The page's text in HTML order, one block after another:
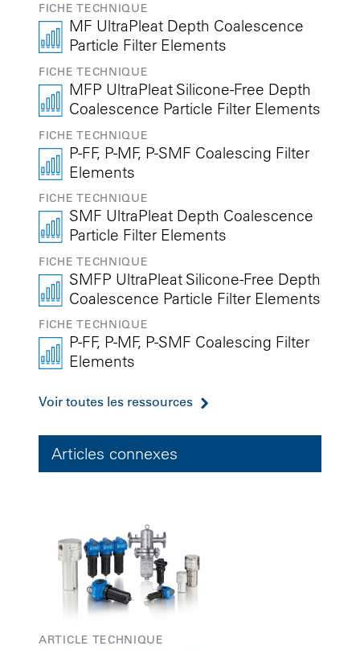
FICHE TECHNIQUE
MF UltraPleat Depth Coalescence
Particle Filter Elements
FICHE TECHNIQUE
MFP UltraPleat Silicone-Free Depth
Coalescence Particle Filter Elements
FICHE TECHNIQUE
P-FF, P-MF, P-SMF Coalescing Filter
Elements
FICHE TECHNIQUE
SMF UltraPleat Depth Coalescence
Particle Filter Elements
FICHE TECHNIQUE
SMFP UltraPleat Silicone-Free Depth
Coalescence Particle Filter Elements
FICHE TECHNIQUE
P-FF, P-MF, P-SMF Coalescing Filter
Elements
Voir toutes les ressources
Articles connexes
ARTICLE TECHNIQUE